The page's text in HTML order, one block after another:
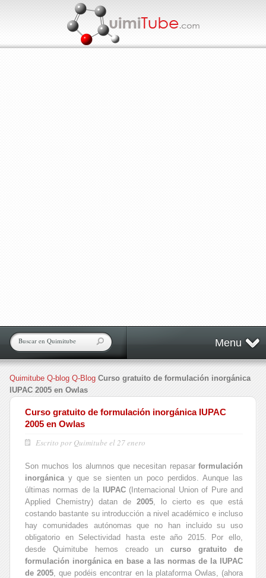
Menu
Quimitube Q-blog Q-Blog Curso gratuito de formulación inorgánica
IUPAC 2005 en Owlas
Curso gratuito de formulación inorgánica IUPAC
2005 en Owlas
Escrito por Quimitube el 27 enero
Son muchos los alumnos que necesitan repasar formulación
inorgánicay que se sienten un poco perdidos. Aunque las
últimas normas de la
IUPAC(Internacional Union of Pure and
Applied Chemistry) datan de 2005, lo cierto es que está
costando bastante su introducción a nivel académico e incluso
hay comunidades autónomas que no han incluido su uso
obligatorio en Selectividad hasta este año 2015. Por ello,
desde Quimitube hemos creado uncurso gratuito de
formulación inorgánica en base a las normas de la IUPAC
de 2005, que podéis encontrar en la plataforma Owlas, (ahora